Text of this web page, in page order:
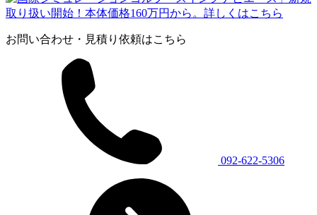
お問い合わせ・見積り依頼はこちら
092-622-5306